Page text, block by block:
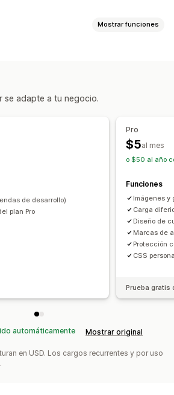
Mostrar funciones
CSS personalizado
móviles
se adapte a tu negocio.
de desarrollo)
plan Pro
Pro
$5al mes
o $50 al año
Funciones
Imágenes y
Carga
Diseño de
Marcas de
Protección
CSS
Prueba gratis
automáticamente Mostrar original
en USD. Los cargos recurrentes y por uso